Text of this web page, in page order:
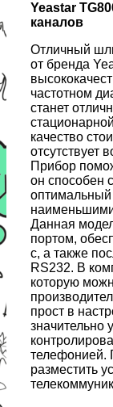
Yeastar
каналов
Отличный
от бренда
частотном
станет
качество
отсутствует
Прибор
он способен
Данная
портом,
с, а также
RS232. В
которую
прост в
значительно
телефонией.
разместить